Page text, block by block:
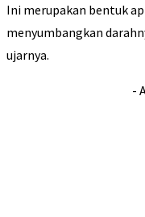
Ini merupakan bentuk
menyumbangkan
ujarnya.
-